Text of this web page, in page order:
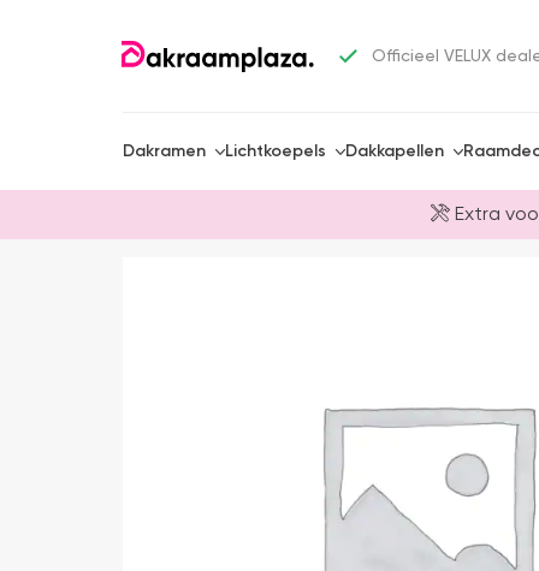
Officieel VELUX
Dakramen Lichtkoepels Dakkapellen
Extra